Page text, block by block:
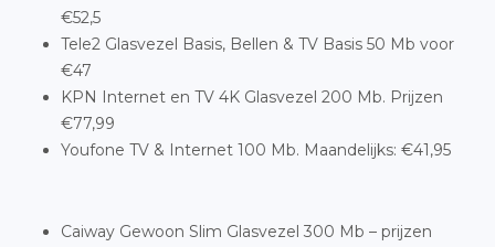
€52,5
Tele2 Glasvezel Basis, Bellen & TV Basis 50 Mb voor
€47
KPN Internet en TV 4K Glasvezel 200 Mb. Prijzen
€77,99
Youfone TV & Internet 100 Mb. Maandelijks: €41,95
Caiway Gewoon Slim Glasvezel 300 Mb – prijzen